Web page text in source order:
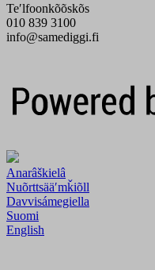
Teʹlfoonkõõskõs
010 839 3100
info@samediggi.fi
Anarâškielâ
Nuõrttsääʹmǩiõll
Davvisámegiella
Suomi
English